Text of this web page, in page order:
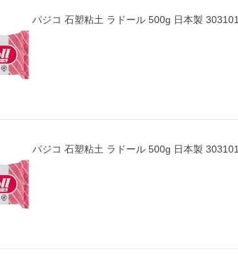
パジコ 石塑粘土 ラドール 500g 日本製 303101
パジコ 石塑粘土 ラドール 500g 日本製 303101